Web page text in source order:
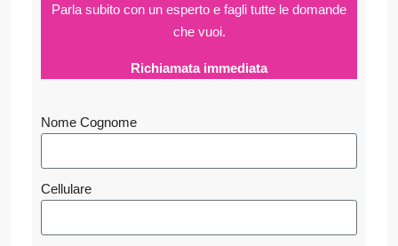
Parla subito con un esperto e fagli tutte le domande
che vuoi.
Richiamata immediata
Nome Cognome
Cellulare